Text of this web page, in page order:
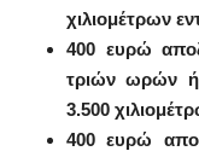
χιλιομέτρων
400 ευρώ
τριών ωρών ή
3.500
400 ευρώ